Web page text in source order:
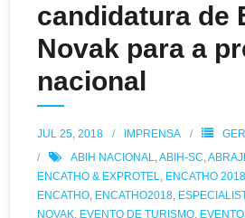
candidatura de
Novak para a
nacional
JUL 25, 2018 IMPRENSA
ABIH NACIONAL,ABIH-SC,
ENCATHO & EXPROTEL, ENCATHO 2018
ENCATHO, ENCATHO2018,
NOVAK, EVENTO DE TURISMO,